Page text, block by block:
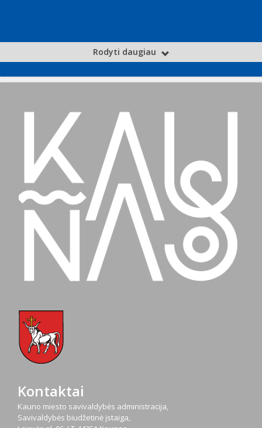
Rodyti daugiau
Kontaktai
Kauno miesto savivaldybės administracija,
Savivaldybės biudžetinė įstaiga,